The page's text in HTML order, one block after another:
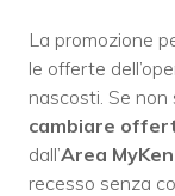
La promozione
le offerte
nascosti. Se
cambiare
dall’Area
recesso senza